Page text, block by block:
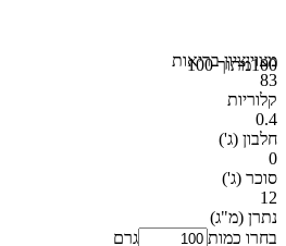
100מתוך 100מצויןציון בריאות
83
קלוריות
0.4
חלבון (ג')
0
סוכר (ג')
12
נתרן (מ"ג)
בחרו כמות
גרם